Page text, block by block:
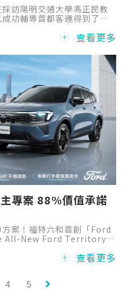
訪陽明交通大學馮正民教
功輔導首都客運得到了最
竹物流及啟盛交通，讓他們
查看更多
專案 88%價值承諾
案！福特六和首創「Ford
All-New Ford Territory量
查看更多
4 5 keyboard_arrow_right